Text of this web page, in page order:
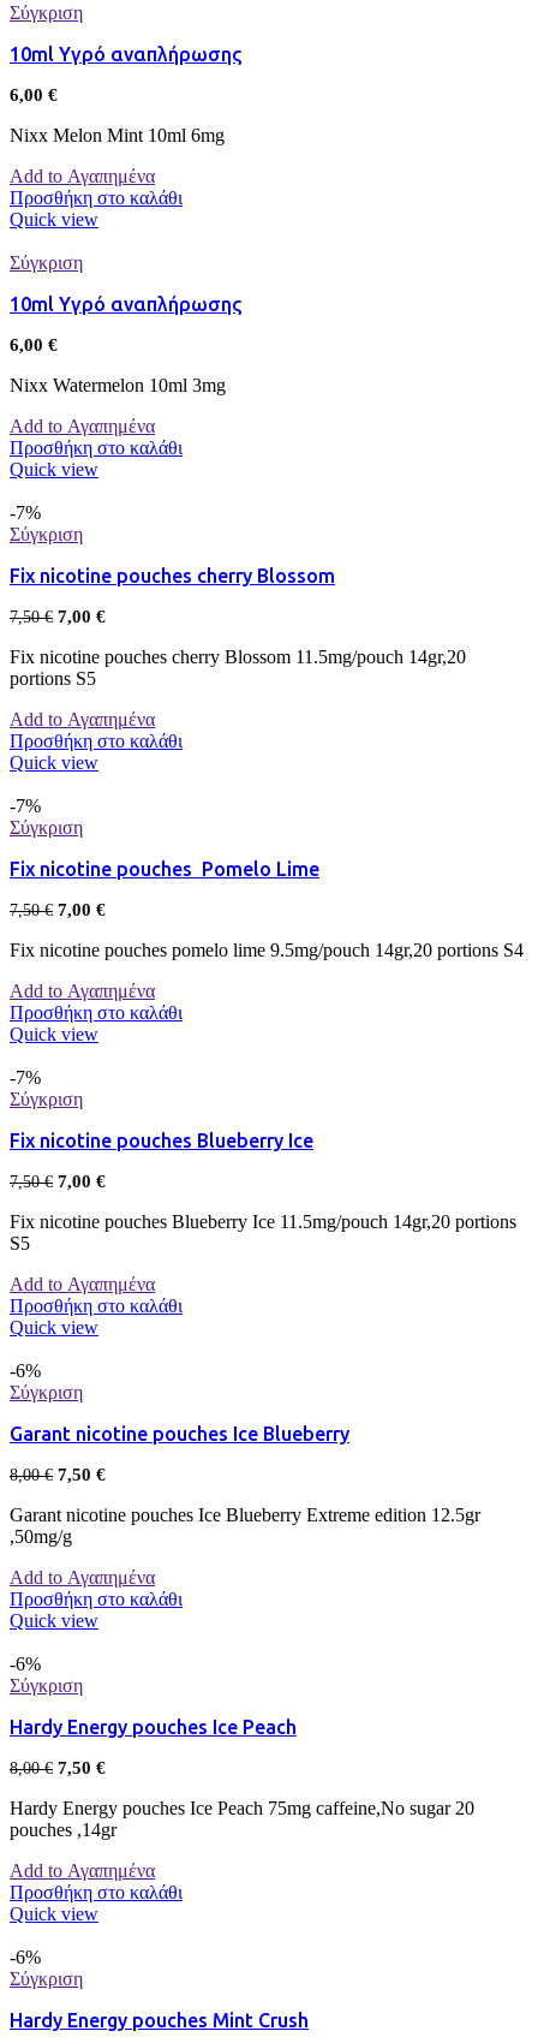
Σύγκριση
10ml Υγρό αναπλήρωσης
6,00 €
Nixx Melon Mint 10ml 6mg
Add to Αγαπημένα
Προσθήκη στο καλάθι
Quick view
Σύγκριση
10ml Υγρό αναπλήρωσης
6,00 €
Nixx Watermelon 10ml 3mg
Add to Αγαπημένα
Προσθήκη στο καλάθι
Quick view
-7%
Σύγκριση
Fix nicotine pouches cherry Blossom
7,50€ 7,00 €
Fix nicotine pouches cherry Blossom 11.5mg/pouch 14gr,20
portions S5
Add to Αγαπημένα
Προσθήκη στο καλάθι
Quick view
-7%
Σύγκριση
Fix nicotine pouches Pomelo Lime
7,50€ 7,00 €
Fix nicotine pouches pomelo lime 9.5mg/pouch 14gr,20 portions S4
Add to Αγαπημένα
Προσθήκη στο καλάθι
Quick view
-7%
Σύγκριση
Fix nicotine pouches Blueberry Ice
7,50€ 7,00 €
Fix nicotine pouches Blueberry Ice 11.5mg/pouch 14gr,20 portions
S5
Add to Αγαπημένα
Προσθήκη στο καλάθι
Quick view
-6%
Σύγκριση
Garant nicotine pouches Ice Blueberry
8,00€ 7,50 €
Garant nicotine pouches Ice Blueberry Extreme edition 12.5gr
,50mg/g
Add to Αγαπημένα
Προσθήκη στο καλάθι
Quick view
-6%
Σύγκριση
Hardy Energy pouches Ice Peach
8,00€ 7,50 €
Hardy Energy pouches Ice Peach 75mg caffeine,No sugar 20
pouches ,14gr
Add to Αγαπημένα
Προσθήκη στο καλάθι
Quick view
-6%
Σύγκριση
Hardy Energy pouches Mint Crush